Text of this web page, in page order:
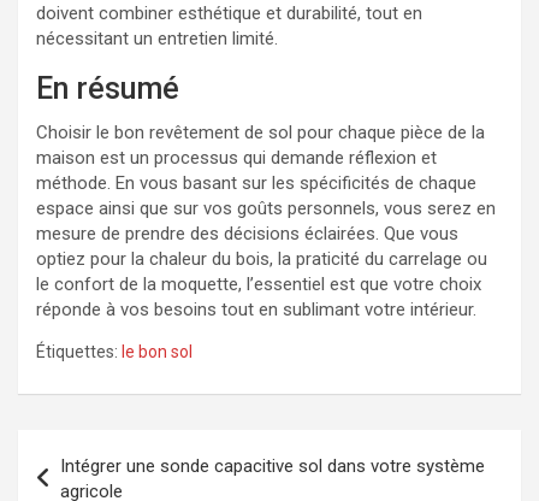
doivent combiner esthétique et durabilité, tout en
nécessitant un entretien limité.
En résumé
Choisir le bon revêtement de sol pour chaque pièce de la
maison est un processus qui demande réflexion et
méthode. En vous basant sur les spécificités de chaque
espace ainsi que sur vos goûts personnels, vous serez en
mesure de prendre des décisions éclairées. Que vous
optiez pour la chaleur du bois, la praticité du carrelage ou
le confort de la moquette, l’essentiel est que votre choix
réponde à vos besoins tout en sublimant votre intérieur.
Étiquettes: le bon sol
de
Intégrer une sonde capacitive sol dans votre système
agricole